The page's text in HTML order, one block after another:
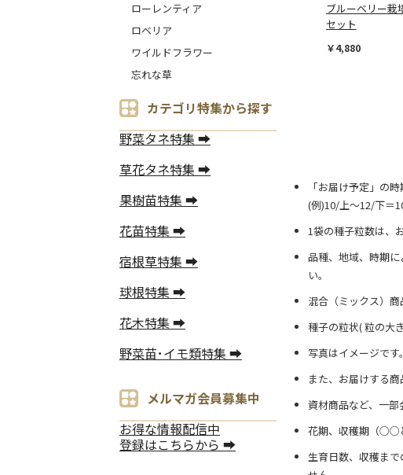
ローレンティア
ロベリア
ワイルドフラワー
忘れな草
カテゴリ特集から探す
野菜タネ特集 ➡
草花タネ特集 ➡
果樹苗特集 ➡
花苗特集 ➡
宿根草特集 ➡
球根特集 ➡
花木特集 ➡
野菜苗･イモ類特集 ➡
メルマガ会員募集中
お得な情報配信中
登録はこちらから ➡
ブルーベリー栽
セット
￥4,880
「お届け予定」の
(例)10/上～12/下＝
1袋の種子粒数は、
品種、地域、時期
い。
混合（ミックス）商
種子の粒状( 粒の大
写真はイメージで
また、お届けする
資材商品など、一部
花期、収穫期（○○
生育日数、収穫ま